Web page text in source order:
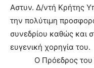
Αστυν. Δ/ντή Κρήτης
την πολύτιμη
συνεδρίου καθώς και
ευγενική χορηγία του.
Ο Πρόεδρος του